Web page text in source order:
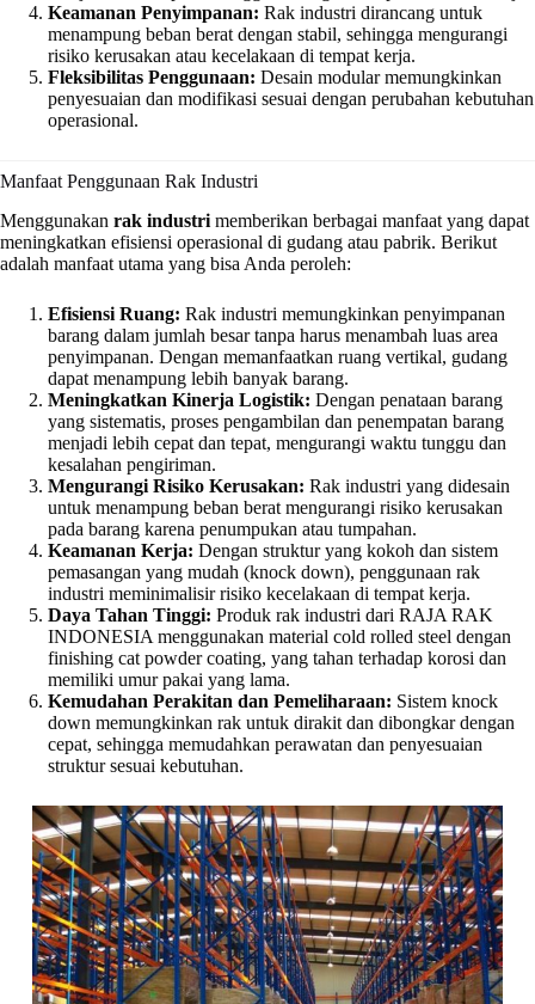
Keamanan Penyimpanan: Rak industri dirancang untuk
menampung beban berat dengan stabil, sehingga mengurangi
risiko kerusakan atau kecelakaan di tempat kerja.
Fleksibilitas Penggunaan: Desain modular memungkinkan
penyesuaian dan modifikasi sesuai dengan perubahan kebutuhan
operasional.
Manfaat Penggunaan Rak Industri
Menggunakan rak industri memberikan berbagai manfaat yang dapat
meningkatkan efisiensi operasional di gudang atau pabrik. Berikut
adalah manfaat utama yang bisa Anda peroleh:
Efisiensi Ruang: Rak industri memungkinkan penyimpanan
barang dalam jumlah besar tanpa harus menambah luas area
penyimpanan. Dengan memanfaatkan ruang vertikal, gudang
dapat menampung lebih banyak barang.
Meningkatkan Kinerja Logistik: Dengan penataan barang
yang sistematis, proses pengambilan dan penempatan barang
menjadi lebih cepat dan tepat, mengurangi waktu tunggu dan
kesalahan pengiriman.
Mengurangi Risiko Kerusakan: Rak industri yang didesain
untuk menampung beban berat mengurangi risiko kerusakan
pada barang karena penumpukan atau tumpahan.
Keamanan Kerja: Dengan struktur yang kokoh dan sistem
pemasangan yang mudah (knock down), penggunaan rak
industri meminimalisir risiko kecelakaan di tempat kerja.
Daya Tahan Tinggi: Produk rak industri dari RAJA RAK
INDONESIA menggunakan material cold rolled steel dengan
finishing cat powder coating, yang tahan terhadap korosi dan
memiliki umur pakai yang lama.
Kemudahan Perakitan dan Pemeliharaan: Sistem knock
down memungkinkan rak untuk dirakit dan dibongkar dengan
cepat, sehingga memudahkan perawatan dan penyesuaian
struktur sesuai kebutuhan.